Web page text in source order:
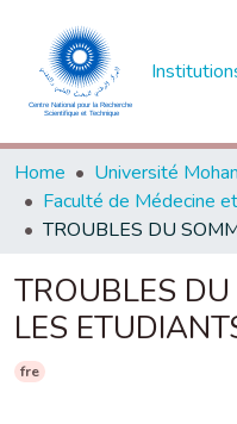
Home
TROUBLES
LES
fre